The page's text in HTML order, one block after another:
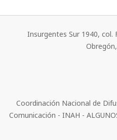
Insurgentes Sur 1940, col.
Coordinación Nacional de
Comunicación - INAH -